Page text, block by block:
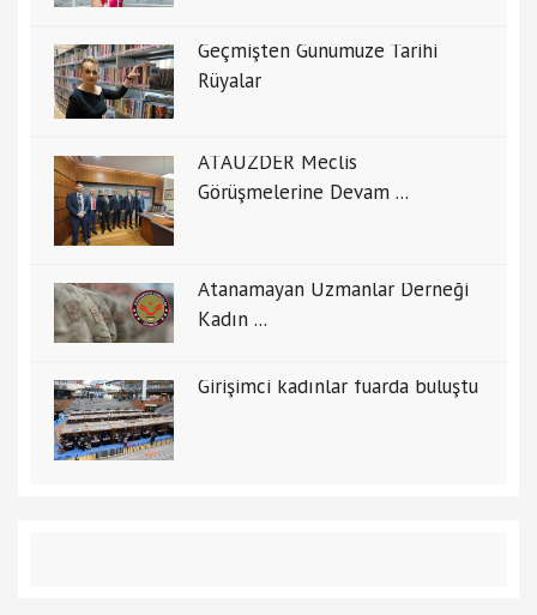
Geçmişten Günümüze Tarihi
Rüyalar
ATAUZDER Meclis
Görüşmelerine Devam ...
Atanamayan Uzmanlar Derneği
Kadın ...
Girişimci kadınlar fuarda buluştu